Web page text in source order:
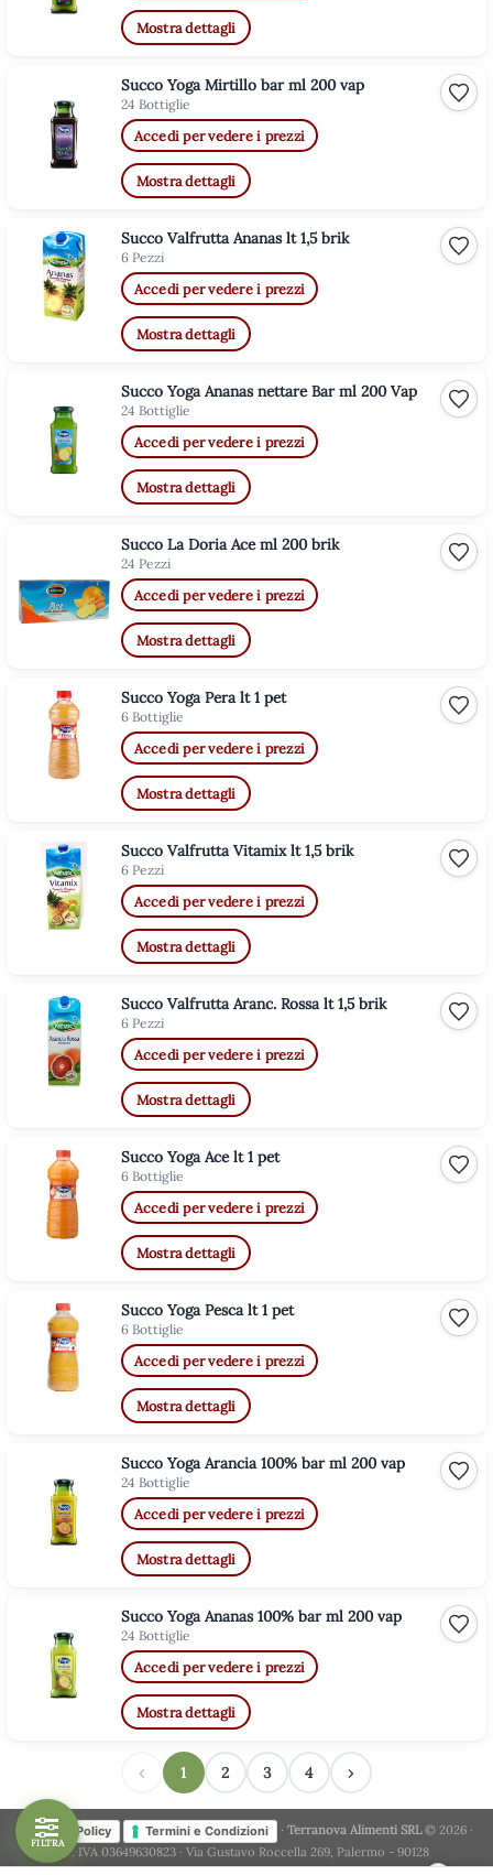
FILTRA
Mostra dettagli
Succo Yoga Mirtillo bar ml 200 vap
24 Bottiglie
Accedi per vedere i prezzi
Mostra dettagli
Succo Valfrutta Ananas lt 1,5 brik
6 Pezzi
Accedi per vedere i prezzi
Mostra dettagli
Succo Yoga Ananas nettare Bar ml 200 Vap
24 Bottiglie
Accedi per vedere i prezzi
Mostra dettagli
Succo La Doria Ace ml 200 brik
24 Pezzi
Accedi per vedere i prezzi
Mostra dettagli
Succo Yoga Pera lt 1 pet
6 Bottiglie
Accedi per vedere i prezzi
Mostra dettagli
Succo Valfrutta Vitamix lt 1,5 brik
6 Pezzi
Accedi per vedere i prezzi
Mostra dettagli
Succo Valfrutta Aranc. Rossa lt 1,5 brik
6 Pezzi
Accedi per vedere i prezzi
Mostra dettagli
Succo Yoga Ace lt 1 pet
6 Bottiglie
Accedi per vedere i prezzi
Mostra dettagli
Succo Yoga Pesca lt 1 pet
6 Bottiglie
Accedi per vedere i prezzi
Mostra dettagli
Succo Yoga Arancia 100% bar ml 200 vap
24 Bottiglie
Accedi per vedere i prezzi
Mostra dettagli
Succo Yoga Ananas 100% bar ml 200 vap
24 Bottiglie
Accedi per vedere i prezzi
Mostra dettagli
‹ 1 2 3 4 ›
Privacy Policy Termini e Condizioni · Terranova Alimenti SRL© 2026 ·
P. IVA 03649630823 · Via Gustavo Roccella 269, Palermo - 90128